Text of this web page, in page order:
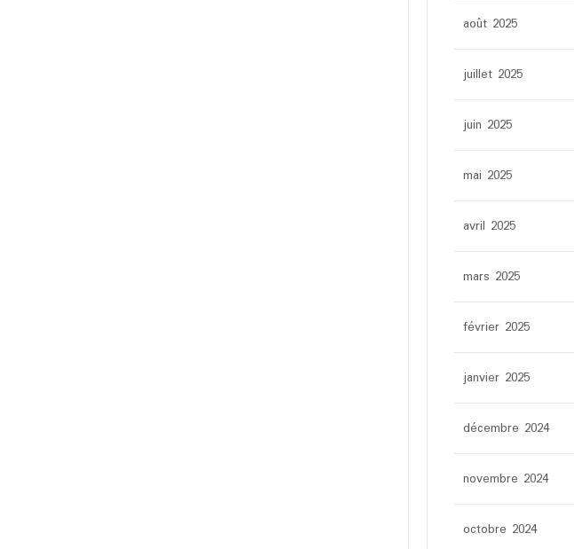
août 2025
juillet 2025
juin 2025
mai 2025
avril 2025
mars 2025
février 2025
janvier 2025
décembre 2024
novembre 2024
octobre 2024